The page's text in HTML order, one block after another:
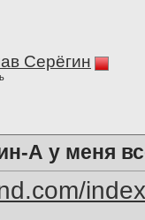
Серёгин
А у меня